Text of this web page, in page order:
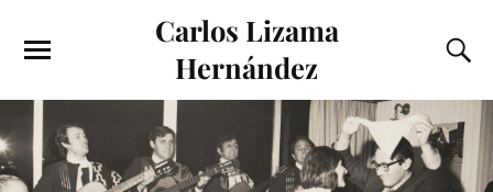
Carlos Lizama
Hernández